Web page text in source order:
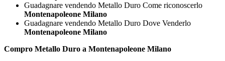
Guadagnare vendendo Metallo Duro Come riconoscerlo
Montenapoleone Milano
Guadagnare vendendo Metallo Duro Dove Venderlo
Montenapoleone Milano
Compro Metallo Duro a Montenapoleone Milano